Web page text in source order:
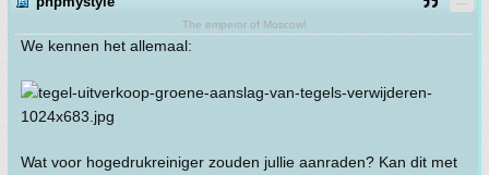
The emperor of Moscow!
We kennen het allemaal:
Wat voor hogedrukreiniger zouden jullie aanraden? Kan dit met